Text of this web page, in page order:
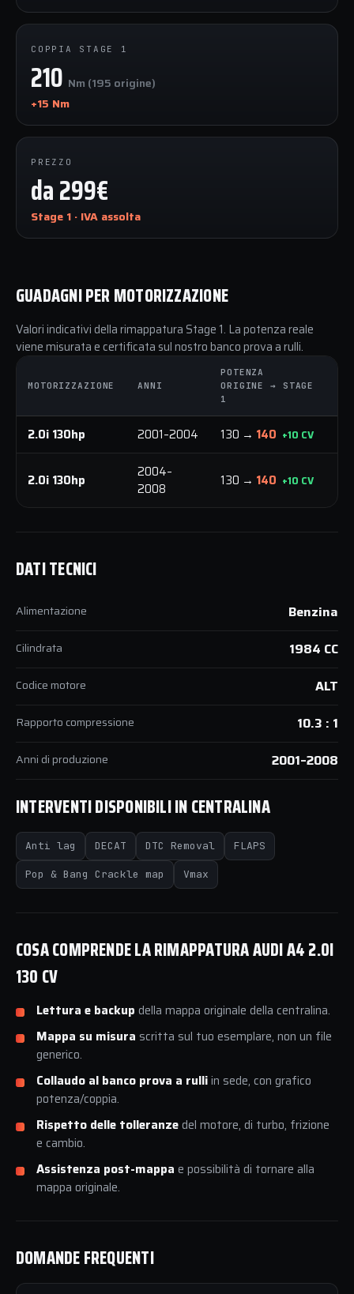
COPPIA STAGE 1
210 Nm (195 origine)
+15 Nm
PREZZO
da 299€
Stage 1 · IVA assolta
GUADAGNI PER MOTORIZZAZIONE
Valori indicativi della rimappatura Stage 1. La potenza reale
viene misurata e certificata sul nostro banco prova a rulli.
MOTORIZZAZIONE ANNI
POTENZA
ORIGINE → STAGE
1
2.0i 130hp 2001–2004 130 → 140 +10 CV
2.0i 130hp
2004–
2008
130 → 140 +10 CV
DATI TECNICI
Alimentazione Benzina
Cilindrata 1984 CC
Codice motore ALT
Rapporto compressione 10.3 : 1
Anni di produzione 2001–2008
INTERVENTI DISPONIBILI IN CENTRALINA
Anti lag DECAT DTC Removal FLAPS
Pop & Bang Crackle map Vmax
COSA COMPRENDE LA RIMAPPATURA AUDI A4 2.0I
130 CV
Lettura e backup della mappa originale della centralina.
Mappa su misura scritta sul tuo esemplare, non un file
generico.
Collaudo al banco prova a rulliin sede, con grafico
potenza/coppia.
Rispetto delle tolleranzedel motore, di turbo, frizione
e cambio.
Assistenza post-mappa e possibilità di tornare alla
mappa originale.
DOMANDE FREQUENTI